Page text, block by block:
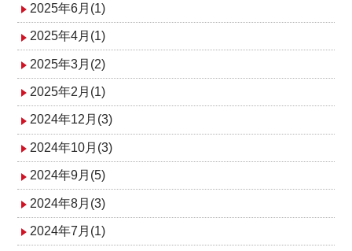
2025年6月(1)
2025年4月(1)
2025年3月(2)
2025年2月(1)
2024年12月(3)
2024年10月(3)
2024年9月(5)
2024年8月(3)
2024年7月(1)